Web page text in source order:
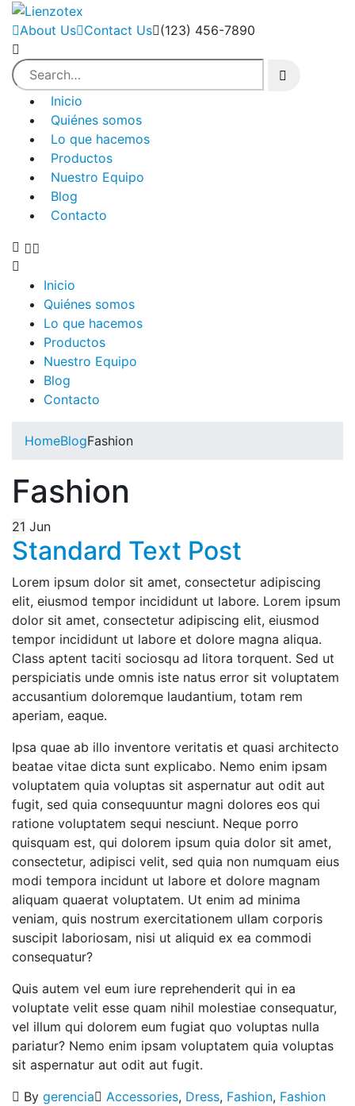
About Us Contact Us (123) 456-7890
Inicio
Quiénes somos
Lo que hacemos
Productos
Nuestro Equipo
Blog
Contacto
Inicio
Quiénes somos
Lo que hacemos
Productos
Nuestro Equipo
Blog
Contacto
HomeBlogFashion
Fashion
21 Jun
Standard Text Post
Lorem ipsum dolor sit amet, consectetur adipiscing
elit, eiusmod tempor incididunt ut labore. Lorem ipsum
dolor sit amet, consectetur adipiscing elit, eiusmod
tempor incididunt ut labore et dolore magna aliqua.
Class aptent taciti sociosqu ad litora torquent. Sed ut
perspiciatis unde omnis iste natus error sit voluptatem
accusantium doloremque laudantium, totam rem
aperiam, eaque.
Ipsa quae ab illo inventore veritatis et quasi architecto
beatae vitae dicta sunt explicabo. Nemo enim ipsam
voluptatem quia voluptas sit aspernatur aut odit aut
fugit, sed quia consequuntur magni dolores eos qui
ratione voluptatem sequi nesciunt. Neque porro
quisquam est, qui dolorem ipsum quia dolor sit amet,
consectetur, adipisci velit, sed quia non numquam eius
modi tempora incidunt ut labore et dolore magnam
aliquam quaerat voluptatem. Ut enim ad minima
veniam, quis nostrum exercitationem ullam corporis
suscipit laboriosam, nisi ut aliquid ex ea commodi
consequatur?
Quis autem vel eum iure reprehenderit qui in ea
voluptate velit esse quam nihil molestiae consequatur,
vel illum qui dolorem eum fugiat quo voluptas nulla
pariatur? Nemo enim ipsam voluptatem quia voluptas
sit aspernatur aut odit aut fugit.
By gerencia Accessories, Dress, Fashion, Fashion